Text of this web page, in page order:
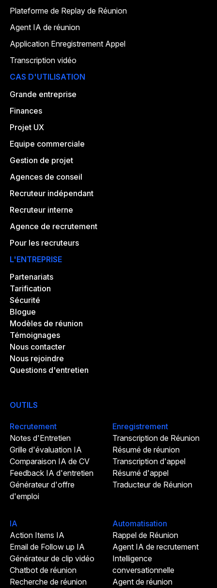
Plateforme de Replay de Réunion
Agent IA de réunion
Application Enregistrement Appel
Transcription vidéo
CAS D'UTILISATION
Grande entreprise
Finances
Projet UX
Equipe commerciale
Gestion de projet
Agences de conseil
Recruteur indépendant
Recruteur interne
Agence de recrutement
Pour les recruteurs
L'ENTREPRISE
Partenariats
Tarification
Sécurité
Blogue
Modèles de réunion
Témoignages
Nous contacter
Nous rejoindre
Questions d'entretien
OUTILS
Recrutement
Notes d'Entretien
Grille d'évaluation IA
Comparaison IA de CV
Feedback IA d'entretien
Générateur d'offre
d'emploi
Enregistrement
Transcription de Réunion
Résumé de réunion
Transcription d'appel
Résumé d'appel
Traducteur de Réunion
IA
Action Items IA
Email de Follow up IA
Générateur de clip vidéo
Chatbot de réunion
Recherche de réunion
Automatisation
Rappel de Réunion
Agent IA de recrutement
Intelligence
conversationnelle
Agent de réunion